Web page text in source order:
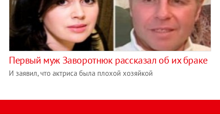
Первый муж Заворотнюк рассказал об их браке
И заявил, что актриса была плохой хозяйкой